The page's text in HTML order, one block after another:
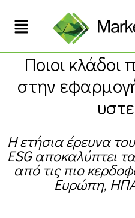
Ποιοι
στην
Η ετήσια έρευνα
ESG αποκαλύπτει
από τις πιο
Ευρώπη,